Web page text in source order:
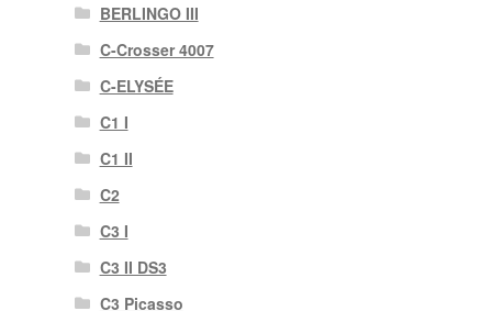
BERLINGO III
C-Crosser 4007
C-ELYSÉE
C1 I
C1 II
C2
C3 I
C3 II DS3
C3 Picasso